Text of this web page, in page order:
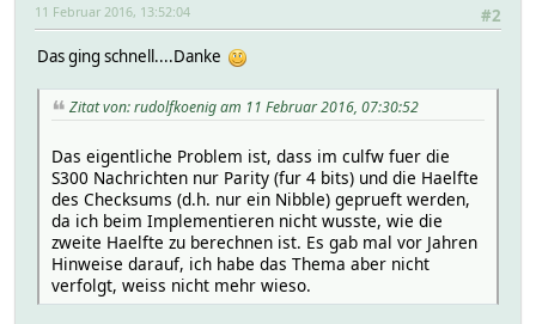
#2
11 Februar 2016, 13:52:04
Das ging schnell....Danke
Zitat von: rudolfkoenig am 11 Februar 2016, 07:30:52
Das eigentliche Problem ist, dass im culfw fuer die
S300 Nachrichten nur Parity (fur 4 bits) und die Haelfte
des Checksums (d.h. nur ein Nibble) geprueft werden,
da ich beim Implementieren nicht wusste, wie die
zweite Haelfte zu berechnen ist. Es gab mal vor Jahren
Hinweise darauf, ich habe das Thema aber nicht
verfolgt, weiss nicht mehr wieso.